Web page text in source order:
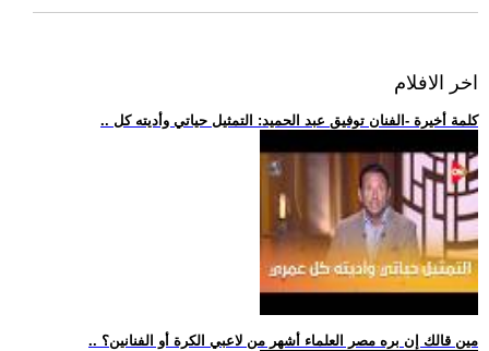
اخر الافلام
.. كلمة أخيرة -الفنان توفيق عبد الحميد: التمثيل حياتي وأديته كل
.. مين قالك إن بره مصر العلماء أشهر من لاعبي الكرة أو الفنانين؟